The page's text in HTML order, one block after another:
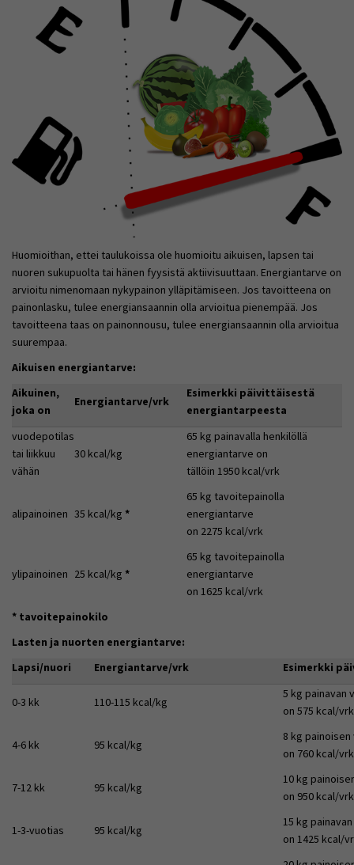
Huomioithan, ettei taulukoissa ole huomioitu aikuisen, lapsen tai
nuoren sukupuolta tai hänen fyysistä aktiivisuuttaan. Energiantarve on
arvioitu nimenomaan nykypainon ylläpitämiseen. Jos tavoitteena on
painonlasku, tulee energiansaannin olla arvioitua pienempää. Jos
tavoitteena taas on painonnousu, tulee energiansaannin olla arvioitua
suurempaa.
Aikuisen energiantarve:
Aikuinen,
joka on
Energiantarve/vrk
Esimerkki päivittäisestä
energiantarpeesta
vuodepotilas
tai liikkuu
vähän
30 kcal/kg
65 kg painavalla henkilöllä
energiantarve on
tällöin 1950 kcal/vrk
alipainoinen 35 kcal/kg *
65 kg tavoitepainolla
energiantarve
on 2275 kcal/vrk
ylipainoinen 25 kcal/kg *
65 kg tavoitepainolla
energiantarve
on 1625 kcal/vrk
* tavoitepainokilo
Lasten ja nuorten energiantarve:
Lapsi/nuori
Energiantarve/vrk Esimerkki
0-3 kk 110-115 kcal/kg
5 kg painavan
on 575 kcal/vrk
4-6 kk 95 kcal/kg
8 kg
on 760 kcal/vrk
7-12 kk 95 kcal/kg
10 kg
on 950 kcal/vrk
1-3-vuotias 95 kcal/kg
15 kg
on 1425 kcal/